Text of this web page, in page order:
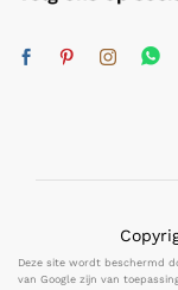
Deze site wordt beschermd
van Google zijn van